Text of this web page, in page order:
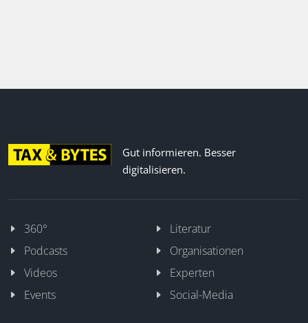
Gut informieren. Besser
digitalisieren.
360°
Literatur
Podcasts
Organisationen
Videos
Experten
Events
Social-Media